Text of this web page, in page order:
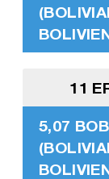
11
5,07 BOB